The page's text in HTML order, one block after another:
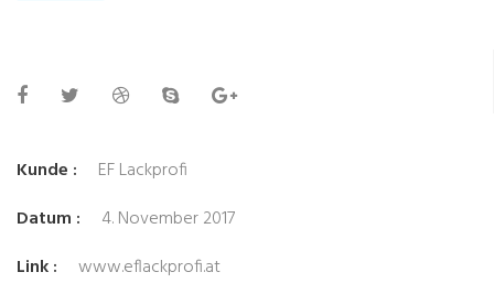
Kunde :
EF Lackprofi
Datum :
4. November 2017
Link :
www.eflackprofi.at